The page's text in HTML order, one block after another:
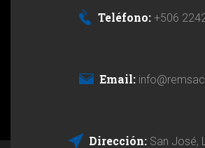
Teléfono: +506
Email:
Dirección: San José,